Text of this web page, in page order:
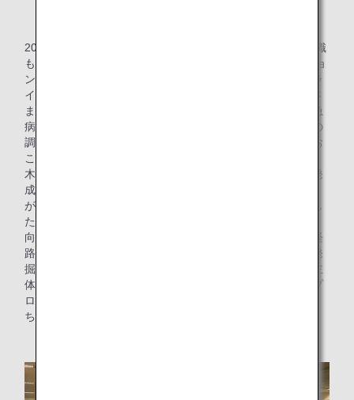
2017年に中途採用でANAに入社した木下さんは、前職の知識
も生かしオペレーションマネジメントセンター オペレーショ
ンマネジメント部で、運航管理者として日々飛行計画（フラ
イトプラン）の作成や承認、飛行している便の監視、またさ
まざまなリスク（悪天候に伴う目的地変更や機材不具合、急
病人発生など）を想定し、万が一発生した場合の他部署との
調整を実施する日々のANA国際線運航管理責任者の業務をお
こなっております。
木下さんは、日々飛行経路と向き合う中で、ヒューストン発
成田行きの便とメキシコシティ発成田行きの便の飛行時間
が、平均的に予定の飛行時間を超えていることに気付きまし
た。
向かい風がその主な原因となりますが、各国の上空の飛行経
路に関する規定を読み込めば、向かい風を避けるルートを発
掘することができるのではないか、そう考えた木下さんが主
体となり、飛行経路の見直しや新たな飛行経路を作成するプ
ロジェクト、「Route Development Project」を2020年に立
ち上げました。